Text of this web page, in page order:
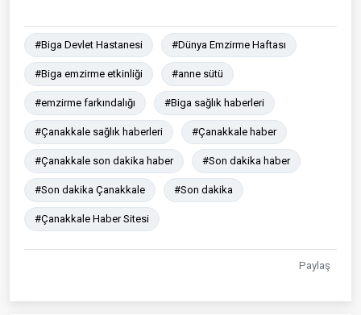
#Biga Devlet Hastanesi #Dünya Emzirme Haftası
#Biga emzirme etkinliği #anne sütü
#emzirme farkındalığı #Biga sağlık haberleri
#Çanakkale sağlık haberleri #Çanakkale haber
#Çanakkale son dakika haber #Son dakika haber
#Son dakika Çanakkale #Son dakika
#Çanakkale Haber Sitesi
Paylaş